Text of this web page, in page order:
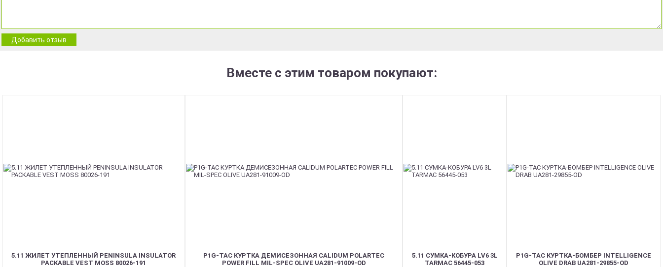
Добавить отзыв
Вместе с этим товаром покупают:
5.11 ЖИЛЕТ УТЕПЛЕННЫЙ PENINSULA INSULATOR
PACKABLE VEST MOSS 80026-191
P1G-TAC КУРТКА ДЕМИСЕЗОННАЯ CALIDUM POLARTEC
POWER FILL MIL-SPEC OLIVE UA281-91009-OD
5.11 СУМКА-КОБУРА LV6 3L
TARMAC 56445-053
P1G-TAC КУРТКА-БОМБЕР INTELLIGENCE
OLIVE DRAB UA281-29855-OD